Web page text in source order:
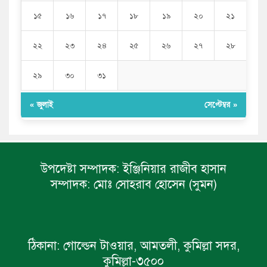
১৫ ১৬ ১৭ ১৮ ১৯ ২০ ২১
২২ ২৩ ২৪ ২৫ ২৬ ২৭ ২৮
২৯ ৩০ ৩১
« জুলাই সেপ্টেম্বর »
উপদেষ্টা সম্পাদক: ইঞ্জিনিয়ার রাজীব হাসান
সম্পাদক: মোঃ সোহরাব হোসেন (সুমন)
ঠিকানা: গোল্ডেন টাওয়ার, আমতলী, কুমিল্লা সদর,
কুমিল্লা-৩৫০০